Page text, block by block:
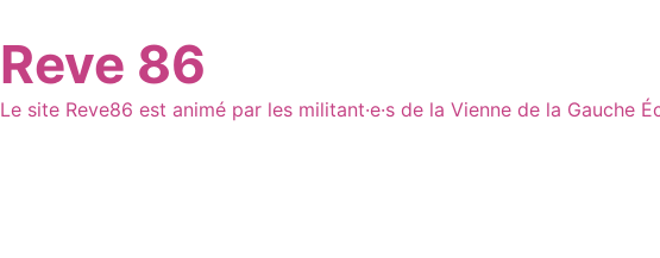
Reve 86
Le site Reve86 est animé par les militant·e·s de la Vienne de la Gauche